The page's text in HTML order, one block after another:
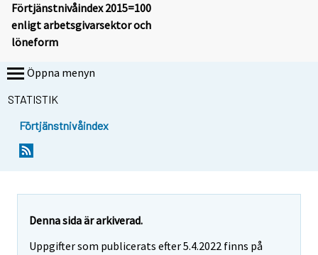
Förtjänstnivåindex 2015=100
enligt arbetsgivarsektor och
löneform
Öppna menyn
STATISTIK
Förtjänstnivåindex
Denna sida är arkiverad.
Uppgifter som publicerats efter 5.4.2022 finns på